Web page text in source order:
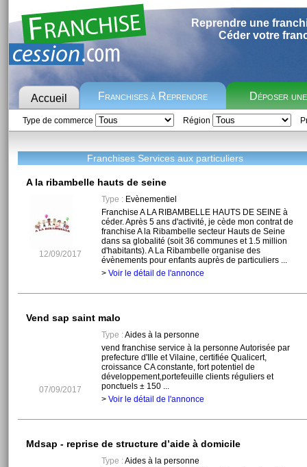
Reprendre une
Céder votre
Accueil Franchises à Reprendre Déposer
Type de commerce Région
Franchises Services aux particuliers
A la ribambelle hauts de seine
12/09/2017
Type :Evènementiel
Franchise A LA RIBAMBELLE HAUTS DE SEINE à
céder. Après 5 ans d'activité, je cède mon contrat de
franchise A la Ribambelle secteur Hauts de Seine
dans sa globalité (soit 36 communes et 1.5 million
d'habitants). A La Ribambelle organise des
évènements pour enfants auprès de particuliers ...
> Voir le détail de l'annonce
Vend sap saint malo
07/09/2017
Type :Aides à la personne
vend franchise service à la personne Autorisée par
prefecture d'Ille et Vilaine, certifiée Qualicert,
croissance CA constante, fort potentiel de
développement,portefeuille clients réguliers et
ponctuels ± 150 ...
> Voir le détail de l'annonce
Mdsap - reprise de structure d’aide à domicile
Type :Aides à la personne